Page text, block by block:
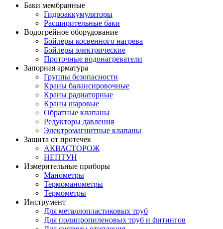
Баки мембранные
Гидроаккумуляторы
Расширительные баки
Водогрейное оборудование
Бойлеры косвенного нагрева
Бойлеры электрические
Проточные водонагреватели
Запорная арматура
Группы безопасности
Краны балансировочные
Краны радиаторные
Краны шаровые
Обратные клапаны
Редукторы давления
Электромагнитные клапаны
Защита от протечек
АКВАСТОРОЖ
НЕПТУН
Измерительные приборы
Манометры
Термоманометры
Термометры
Инструмент
Для металлопластиковых труб
Для полипропиленовых труб и фитингов